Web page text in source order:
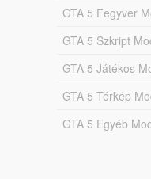
GTA 5 Fegyver
GTA 5 Szkript
GTA 5 Játékos
GTA 5 Térkép
GTA 5 Egyéb